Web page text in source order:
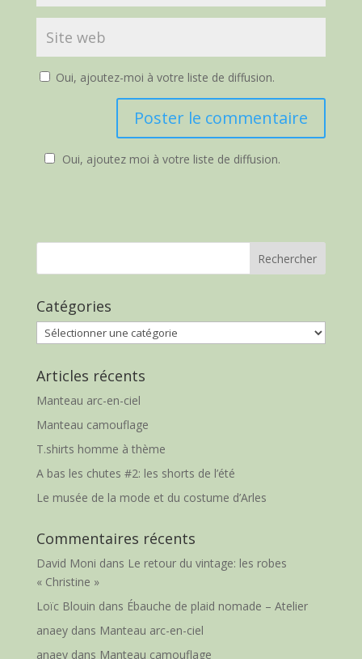
Oui, ajoutez-moi à votre liste de diffusion.
Oui, ajoutez moi à votre liste de diffusion.
Catégories
Catégories
Articles récents
Manteau arc-en-ciel
Manteau camouflage
T.shirts homme à thème
A bas les chutes #2: les shorts de l’été
Le musée de la mode et du costume d’Arles
Commentaires récents
David Moni dans Le retour du vintage: les robes
« Christine »
Loïc Blouin dans Ébauche de plaid nomade – Atelier
anaeydans Manteau arc-en-ciel
anaeydans Manteau camouflage